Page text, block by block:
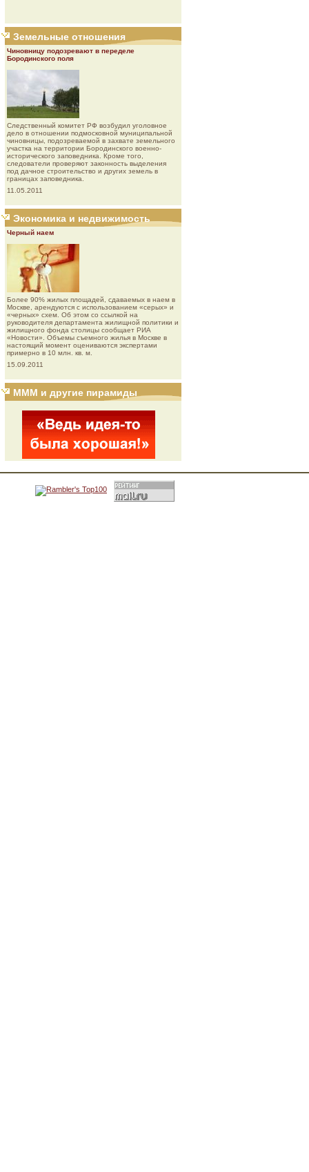
Земельные отношения
Чиновницу подозревают в переделе
Бородинского поля
Следственный комитет РФ возбудил уголовное
дело в отношении подмосковной муниципальной
чиновницы, подозреваемой в захвате земельного
участка на территории Бородинского военно-
исторического заповедника. Кроме того,
следователи проверяют законность выделения
под дачное строительство и других земель в
границах заповедника.
11.05.2011
Экономика и недвижимость
Черный наем
Более 90% жилых площадей, сдаваемых в наем в
Москве, арендуются с использованием «серых» и
«черных» схем. Об этом со ссылкой на
руководителя департамента жилищной политики и
жилищного фонда столицы сообщает РИА
«Новости». Объемы съемного жилья в Москве в
настоящий момент оцениваются экспертами
примерно в 10 млн. кв. м.
15.09.2011
МММ и другие пирамиды